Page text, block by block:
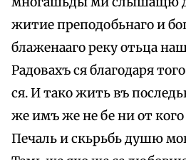
житие преподобьнаго и
блаженааго реку отьца
Радовахъ ся благодаря
ся. И тако жить въ
же имъ же не бе ни от
Печаль и скьрьбь душю